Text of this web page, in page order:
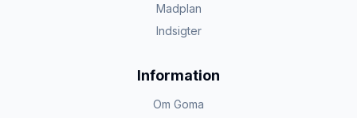
Madplan
Indsigter
Information
Om Goma